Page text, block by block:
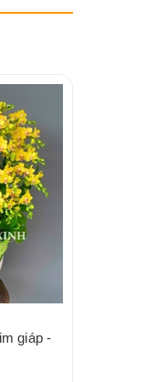
giáp -